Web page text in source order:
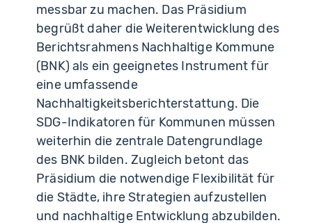
messbar zu machen. Das Präsidium
begrüßt daher die Weiterentwicklung des
Berichtsrahmens Nachhaltige Kommune
(BNK) als ein geeignetes Instrument für
eine umfassende
Nachhaltigkeitsberichterstattung. Die
SDG-Indikatoren für Kommunen müssen
weiterhin die zentrale Datengrundlage
des BNK bilden. Zugleich betont das
Präsidium die notwendige Flexibilität für
die Städte, ihre Strategien aufzustellen
und nachhaltige Entwicklung abzubilden.